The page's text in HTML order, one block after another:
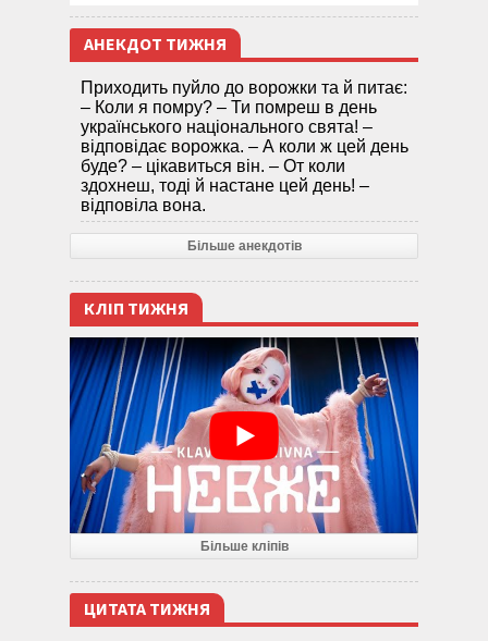
АНЕКДОТ ТИЖНЯ
Приходить пуйло до ворожки та й питає:
– Коли я помру? – Ти помреш в день
українського національного свята! –
відповідає ворожка. – А коли ж цей день
буде? – цікавиться він. – От коли
здохнеш, тоді й настане цей день! –
відповіла вона.
Більше анекдотів
КЛІП ТИЖНЯ
Більше кліпів
ЦИТАТА ТИЖНЯ